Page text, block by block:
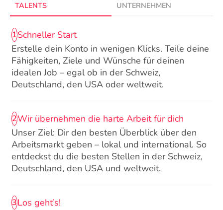
TALENTS UNTERNEHMEN
1Schneller Start
Erstelle dein Konto in wenigen Klicks. Teile deine
Fähigkeiten, Ziele und Wünsche für deinen
idealen Job – egal ob in der Schweiz,
Deutschland, den USA oder weltweit.
2Wir übernehmen die harte Arbeit für dich
Unser Ziel: Dir den besten Überblick über den
Arbeitsmarkt geben – lokal und international. So
entdeckst du die besten Stellen in der Schweiz,
Deutschland, den USA und weltweit.
3Los geht’s!